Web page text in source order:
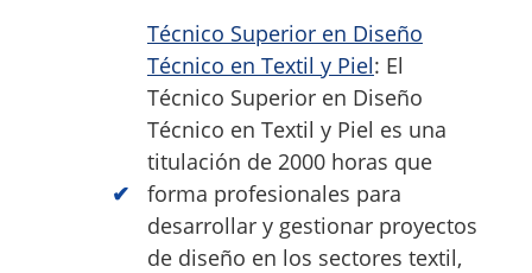
Técnico Superior en Diseño
Técnico en Textil y Piel: El
Técnico Superior en Diseño
Técnico en Textil y Piel es una
titulación de 2000 horas que
forma profesionales para
desarrollar y gestionar proyectos
de diseño en los sectores textil,